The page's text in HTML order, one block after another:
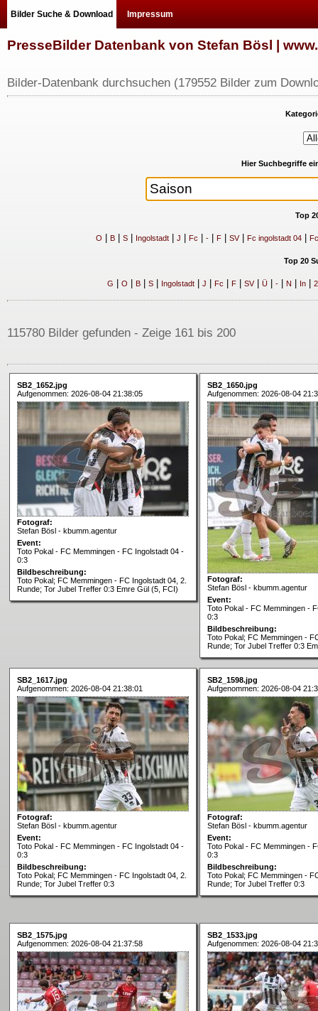
Bilder Suche & Download Impressum
PresseBilder Datenbank von Stefan Bösl |
Bilder-Datenbank durchsuchen (179552 Bilder zum
Hier Suchbegriffe
Top
O B| S| Ingolstadt| J Fc -| F| SV| Fc ingolstadt 04|
Top 20
G O B| S| Ingolstadt| J Fc F| SV| Ü| -| N In| 2
115780 Bilder gefunden - Zeige 161 bis 200
SB2_1652.jpg
Aufgenommen: 2026-08-04 21:38:05
Fotograf:
Stefan Bösl - kbumm.agentur
Event:
Toto Pokal - FC Memmingen - FC Ingolstadt 04 -
0:3
Bildbeschreibung:
Toto Pokal; FC Memmingen - FC Ingolstadt 04, 2.
Runde; Tor Jubel Treffer 0:3 Emre Gül (5, FCI)
SB2_1650.jpg
Aufgenommen: 2026-08-04
Fotograf:
Stefan Bösl - kbumm.agentur
Event:
Toto Pokal - FC Memmingen -
0:3
Bildbeschreibung:
Toto Pokal; FC Memmingen -
Runde; Tor Jubel Treffer 0:3
SB2_1617.jpg
Aufgenommen: 2026-08-04 21:38:01
Fotograf:
Stefan Bösl - kbumm.agentur
Event:
Toto Pokal - FC Memmingen - FC Ingolstadt 04 -
0:3
Bildbeschreibung:
Toto Pokal; FC Memmingen - FC Ingolstadt 04, 2.
Runde; Tor Jubel Treffer 0:3
SB2_1598.jpg
Aufgenommen: 2026-08-04
Fotograf:
Stefan Bösl - kbumm.agentur
Event:
Toto Pokal - FC Memmingen -
0:3
Bildbeschreibung:
Toto Pokal; FC Memmingen -
Runde; Tor Jubel Treffer 0:3
SB2_1575.jpg
Aufgenommen: 2026-08-04 21:37:58
SB2_1533.jpg
Aufgenommen: 2026-08-04